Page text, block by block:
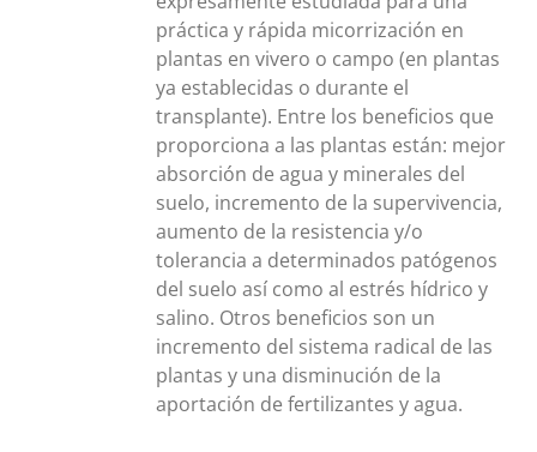
práctica y rápida micorrización en
plantas en vivero o campo (en plantas
ya establecidas o durante el
transplante). Entre los beneficios que
proporciona a las plantas están: mejor
absorción de agua y minerales del
suelo, incremento de la supervivencia,
aumento de la resistencia y/o
tolerancia a determinados patógenos
del suelo así como al estrés hídrico y
salino. Otros beneficios son un
incremento del sistema radical de las
plantas y una disminución de la
aportación de fertilizantes y agua.